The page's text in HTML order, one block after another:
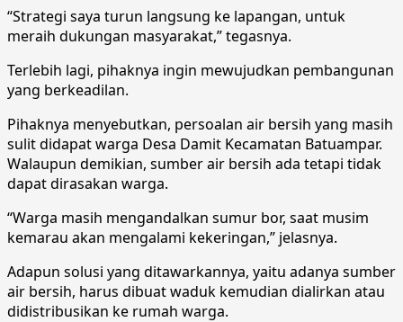
“Strategi saya turun langsung ke lapangan, untuk
meraih dukungan masyarakat,” tegasnya.
Terlebih lagi, pihaknya ingin mewujudkan pembangunan
yang berkeadilan.
Pihaknya menyebutkan, persoalan air bersih yang masih
sulit didapat warga Desa Damit Kecamatan Batuampar.
Walaupun demikian, sumber air bersih ada tetapi tidak
dapat dirasakan warga.
“Warga masih mengandalkan sumur bor, saat musim
kemarau akan mengalami kekeringan,” jelasnya.
Adapun solusi yang ditawarkannya, yaitu adanya sumber
air bersih, harus dibuat waduk kemudian dialirkan atau
didistribusikan ke rumah warga.